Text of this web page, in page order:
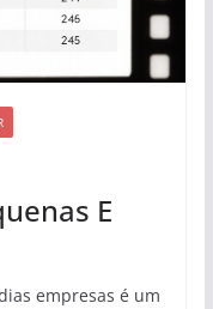
E
empresas é um